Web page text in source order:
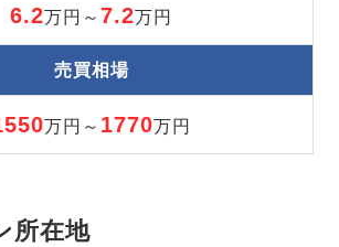
6.2万円～ 7.2万円
売買相場
万円～ 1770万円
所在地